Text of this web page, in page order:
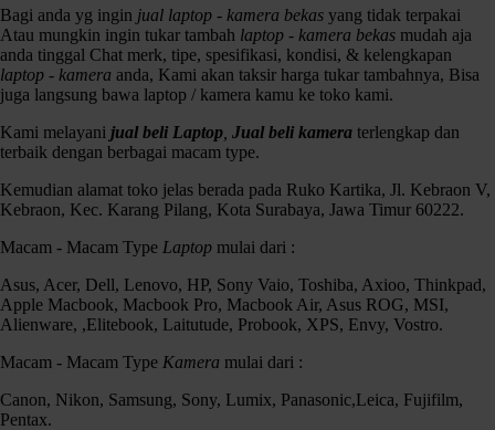
Lenovo G485 AMD E-300 Istimewa
Spek :
Bagi anda yg ingin jual laptop - kamera bekas yang tidak terpakai
Atau mungkin ingin tukar tambah laptop - kamera bekas mudah aja
anda tinggal Chat merk, tipe, spesifikasi, kondisi, & kelengkapan
laptop - kamera anda, Kami akan taksir harga tukar tambahnya, Bisa
juga langsung bawa laptop / kamera kamu ke toko kami.
Kami melayani jual beli Laptop Jual beli kamera terlengkap dan
terbaik dengan berbagai macam type.
Kemudian alamat toko jelas berada pada Ruko Kartika, Jl. Kebraon V,
Kebraon, Kec. Karang Pilang, Kota Surabaya, Jawa Timur 60222.
Macam - Macam Type Laptop mulai dari :
Asus, Acer, Dell, Lenovo, HP, Sony Vaio, Toshiba, Axioo, Thinkpad,
Apple Macbook, Macbook Pro, Macbook Air, Asus ROG, MSI,
Alienware, ,Elitebook, Laitutude, Probook, XPS, Envy, Vostro.
Macam - Macam Type Kamera mulai dari :
Canon, Nikon, Samsung, Sony, Lumix, Panasonic,Leica, Fujifilm,
Pentax.